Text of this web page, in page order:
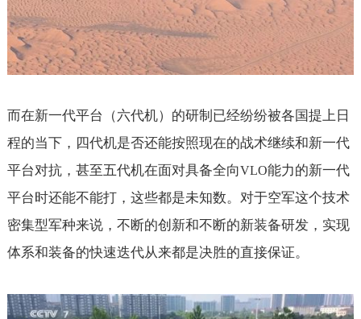
而在新一代平台（六代机）的研制已经纷纷被各国提上日
程的当下，四代机是否还能按照现在的战术继续和新一代
平台对抗，甚至五代机在面对具备全向VLO能力的新一代
平台时还能不能打，这些都是未知数。对于空军这个技术
密集型军种来说，不断的创新和不断的新装备研发，实现
体系和装备的快速迭代从来都是决胜的直接保证。